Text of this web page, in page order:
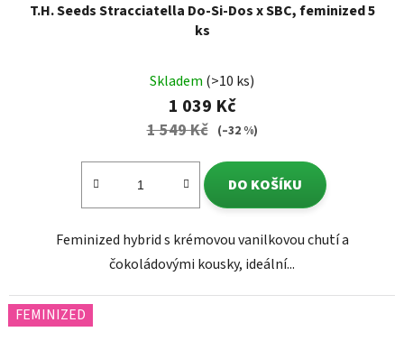
T.H. Seeds Stracciatella Do-Si-Dos x SBC, feminized 5
ks
Skladem (>10 ks)
1 039 Kč
1 549 Kč (–32 %)
DO KOŠÍKU
Feminized hybrid s krémovou vanilkovou chutí a
čokoládovými kousky, ideální...
FEMINIZED